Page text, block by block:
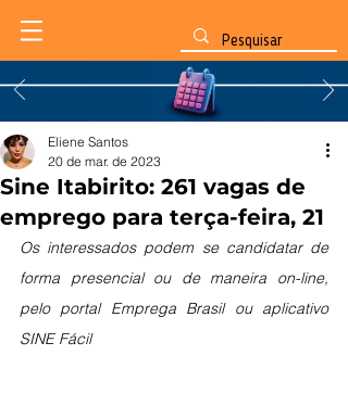
Sine Itabirito: 261 vagas de
emprego para terça-feira, 21
Eliene Santos
20 de mar. de 2023
Os interessados podem se candidatar de
forma presencial ou de maneira on-line,
pelo portal Emprega Brasil ou aplicativo
SINE Fácil